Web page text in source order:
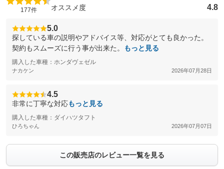
177件 オススメ度 4.8
5.0
探している車の説明やアドバイス等、対応がとても良かった。
契約もスムーズに行う事が出来た。
もっと見る
購入した車種：ホンダヴェゼル
ナカケン 2026年07月28日
4.5
非常に丁寧な対応もっと見る
購入した車種：ダイハツタフト
ひろちゃん 2026年07月07日
この販売店のレビュー一覧を見る